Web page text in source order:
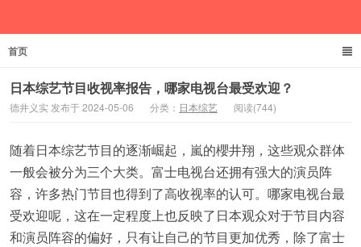
首页
日本综艺节目收视率报告，哪家电视台最受欢迎？
德井义实 发布于 2024-05-06 分类： 日本综艺 阅读(744)
随着日本综艺节目的逐渐崛起，嵐的櫻井翔，这些观众群体
一般会被分为三个大类。富士电视台还拥有强大的演员阵
容，许多热门节目也得到了高收视率的认可。哪家电视台最
受欢迎呢，这在一定程度上也反映了日本观众对于节目内容
和演员阵容的偏好，只有让自己的节目更加优秀，除了富士